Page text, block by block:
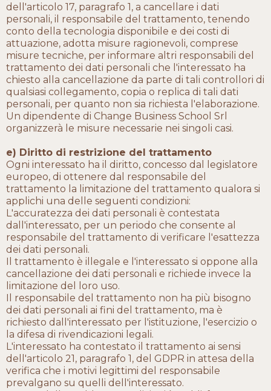
dell'articolo 17, paragrafo 1, a cancellare i dati
personali, il responsabile del trattamento, tenendo
conto della tecnologia disponibile e dei costi di
attuazione, adotta misure ragionevoli, comprese
misure tecniche, per informare altri responsabili del
trattamento dei dati personali che l'interessato ha
chiesto alla cancellazione da parte di tali controllori di
qualsiasi collegamento, copia o replica di tali dati
personali, per quanto non sia richiesta l'elaborazione.
Un dipendente di Change Business School Srl
organizzerà le misure necessarie nei singoli casi.
e) Diritto di restrizione del trattamento
Ogni interessato ha il diritto, concesso dal legislatore
europeo, di ottenere dal responsabile del
trattamento la limitazione del trattamento qualora si
applichi una delle seguenti condizioni:
L'accuratezza dei dati personali è contestata
dall'interessato, per un periodo che consente al
responsabile del trattamento di verificare l'esattezza
dei dati personali.
Il trattamento è illegale e l'interessato si oppone alla
cancellazione dei dati personali e richiede invece la
limitazione del loro uso.
Il responsabile del trattamento non ha più bisogno
dei dati personali ai fini del trattamento, ma è
richiesto dall'interessato per l'istituzione, l'esercizio o
la difesa di rivendicazioni legali.
L'interessato ha contestato il trattamento ai sensi
dell'articolo 21, paragrafo 1, del GDPR in attesa della
verifica che i motivi legittimi del responsabile
prevalgano su quelli dell'interessato.